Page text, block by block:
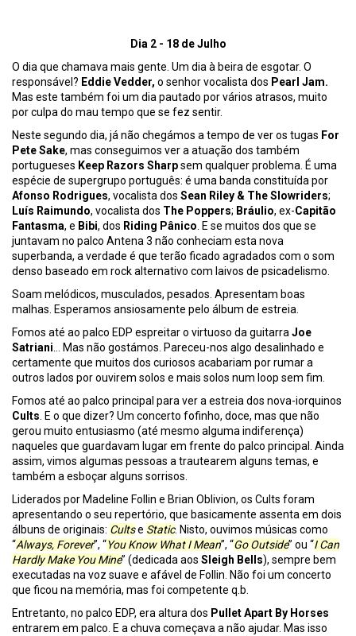
Dia 2 - 18 de Julho
O dia que chamava mais gente. Um dia à beira de esgotar. O
responsável? Eddie Vedder, o senhor vocalista dos Pearl Jam.
Mas este também foi um dia pautado por vários atrasos, muito
por culpa do mau tempo que se fez sentir.
Neste segundo dia, já não chegámos a tempo de ver os tugas For
Pete Sake, mas conseguimos ver a atuação dos também
portugueses Keep Razors Sharpsem qualquer problema. É uma
espécie de supergrupo português: é uma banda constituída por
Afonso Rodrigues, vocalista dos Sean Riley & The Slowriders;
Luís Raimundo, vocalista dos The Poppers; Bráulio, ex-Capitão
Fantasma, e Bibi, dos Riding Pânico. E se muitos dos que se
juntavam no palco Antena 3 não conheciam esta nova
superbanda, a verdade é que terão ficado agradados com o som
denso baseado em rock alternativo com laivos de psicadelismo.
Soam melódicos, musculados, pesados. Apresentam boas
malhas. Esperamos ansiosamente pelo álbum de estreia.
Fomos até ao palco EDP espreitar o virtuoso da guitarraJoe
Satriani… Mas não gostámos. Pareceu-nos algo desalinhado e
certamente que muitos dos curiosos acabariam por rumar a
outros lados por ouvirem solos e mais solos num loop sem fim.
Fomos até ao palco principal para ver a estreia dos nova-iorquinos
Cults. E o que dizer? Um concerto fofinho, doce, mas que não
gerou muito entusiasmo (até mesmo alguma indiferença)
naqueles que guardavam lugar em frente do palco principal. Ainda
assim, vimos algumas pessoas a trautearem alguns temas, e
também a esboçar alguns sorrisos.
Liderados por Madeline Follin e Brian Oblivion, os Cults foram
apresentando o seu repertório, que basicamente assenta em dois
álbuns de originais: Cultse Static. Nisto, ouvimos músicas como
“Always, Forever”, “You Know What I Mean”, “Go Outside” ou “I Can
Hardly Make You Mine” (dedicada aos Sleigh Bells), sempre bem
executadas na voz suave e afável de Follin. Não foi um concerto
que ficou na memória, mas foi competente q.b.
Entretanto, no palco EDP, era altura dos Pullet Apart By Horses
entrarem em palco. E a chuva começava a não ajudar. Mas isso